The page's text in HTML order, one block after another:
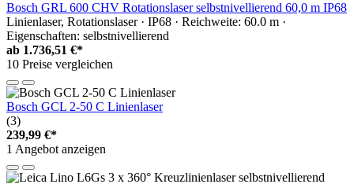
Bosch GRL 600 CHV Rotationslaser selbstnivellierend 60,0 m IP68
Linienlaser, Rotationslaser · IP68 · Reichweite: 60.0 m ·
Eigenschaften: selbstnivellierend
ab 1.736,51 €*
10 Preise vergleichen
Bosch GCL 2-50 C Linienlaser
(3)
239,99 €*
1 Angebot anzeigen